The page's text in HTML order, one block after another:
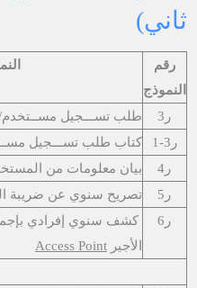
ثاني)
رقم
النموذج
ر3
طلب تســـجيل مســتخدم/
ر3-1
كتاب طلب تســـجيل
ر4
بيان معلومات من
ر5
تصريح سنوي عن ضريبة
ر6​
كشف سنوي إفرادي
الأجير Access Point